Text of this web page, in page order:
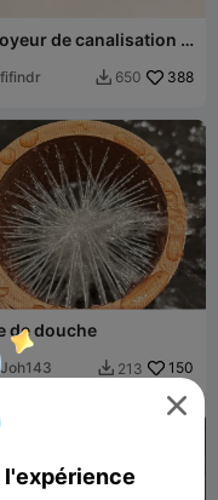
de canalisation /
fifindr  650 388
de douche
Joh143  213 150
